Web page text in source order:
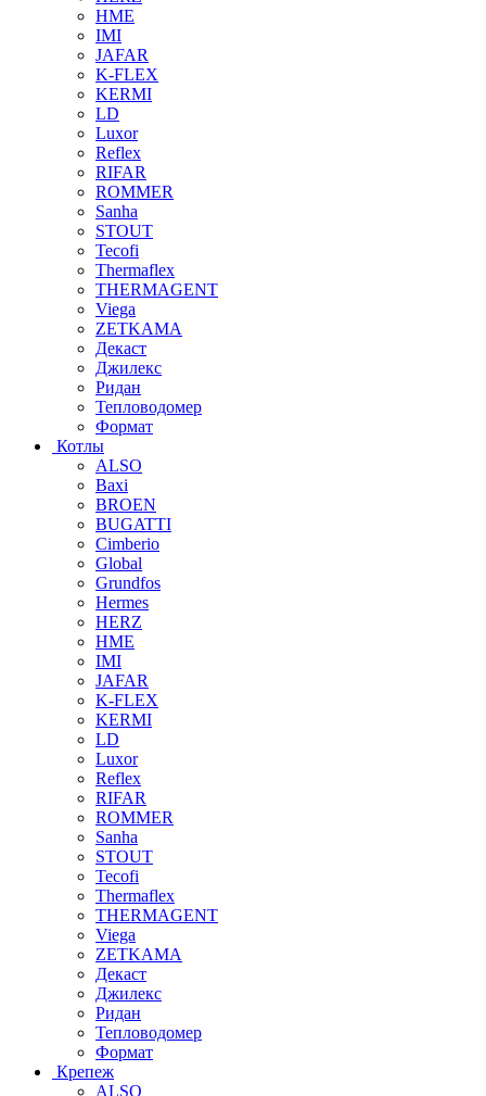
HME
IMI
JAFAR
K-FLEX
KERMI
LD
Luxor
Reflex
RIFAR
ROMMER
Sanha
STOUT
Tecofi
Thermaflex
THERMAGENT
Viega
ZETKAMA
Декаст
Джилекс
Ридан
Тепловодомер
Формат
Котлы
ALSO
Baxi
BROEN
BUGATTI
Cimberio
Global
Grundfos
Hermes
HERZ
HME
IMI
JAFAR
K-FLEX
KERMI
LD
Luxor
Reflex
RIFAR
ROMMER
Sanha
STOUT
Tecofi
Thermaflex
THERMAGENT
Viega
ZETKAMA
Декаст
Джилекс
Ридан
Тепловодомер
Формат
Крепеж
ALSO